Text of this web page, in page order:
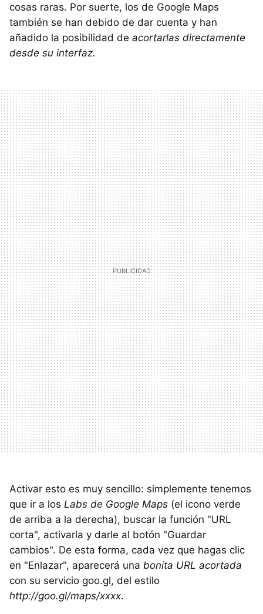
cosas raras. Por suerte, los de Google Maps
también se han debido de dar cuenta y han
añadido la posibilidad de acortarlas directamente
desde su interfaz.
Activar esto es muy sencillo: simplemente tenemos
que ir a los Labs de Google Maps (el icono verde
de arriba a la derecha), buscar la función "URL
corta", activarla y darle al botón "Guardar
cambios". De esta forma, cada vez que hagas clic
en "Enlazar", aparecerá una bonita URL acortada
con su servicio goo.gl, del estilo
http://goo.gl/maps/xxxx.